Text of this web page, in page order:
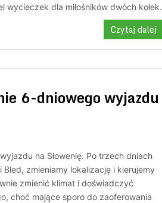
dla miłośników dwóch kołek.
Czytaj dalej
6-dniowego wyjazdu
na Słowenię. Po trzech dniach
zmieniamy lokalizację i kierujemy
zmienić klimat i doświadczyć
choć mające sporo do zaoferowania